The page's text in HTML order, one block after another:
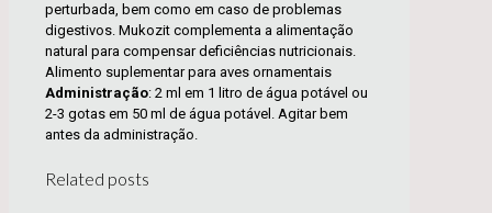
perturbada, bem como em caso de problemas
digestivos. Mukozit complementa a alimentação
natural para compensar deficiências nutricionais.
Alimento suplementar para aves ornamentais
Administração: 2 ml em 1 litro de água potável ou
2-3 gotas em 50 ml de água potável. Agitar bem
antes da administração.
Related posts